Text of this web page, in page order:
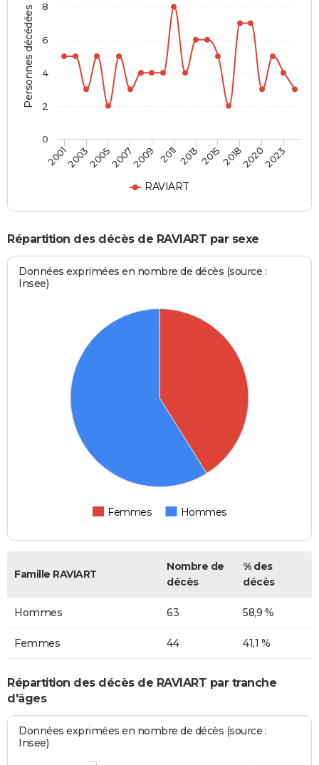
Personnes décédées
RAVIART
20012003200520072009 201120132015201820202023
0
2
4
6
8
Répartition des décès de RAVIART par sexe
Données exprimées en nombre de décès (source :
Insee)
Femmes Hommes
Famille RAVIART
Nombre de
décès
% des
décès
Hommes 63 58,9 %
Femmes 44 41,1 %
Répartition des décès de RAVIART par tranche
d'âges
Données exprimées en nombre de décès (source :
Insee)